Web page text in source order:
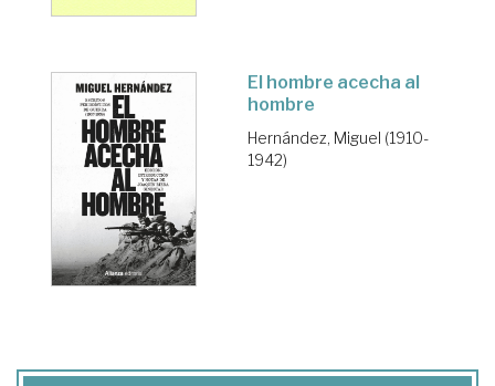
El hombre acecha al
hombre
Hernández, Miguel (1910-
1942)